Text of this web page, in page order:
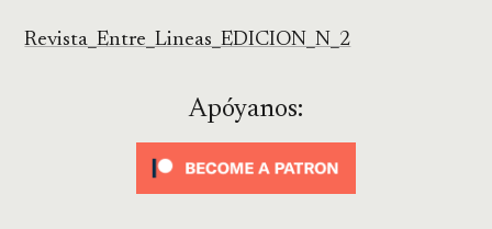
Revista_Entre_Lineas_EDICION_N_2
Apóyanos: